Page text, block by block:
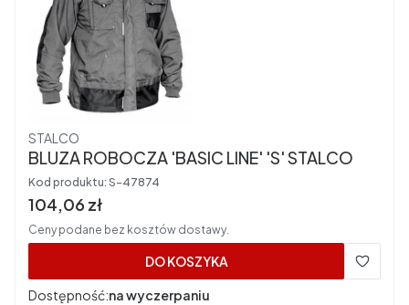
Producent
STALCO
BLUZA ROBOCZA 'BASIC LINE' 'S' STALCO
Kod produktu: S-47874
Cena brutto
104,06 zł
Ceny podane bez kosztów dostawy.
DO KOSZYKA
Dostępność:na wyczerpaniu